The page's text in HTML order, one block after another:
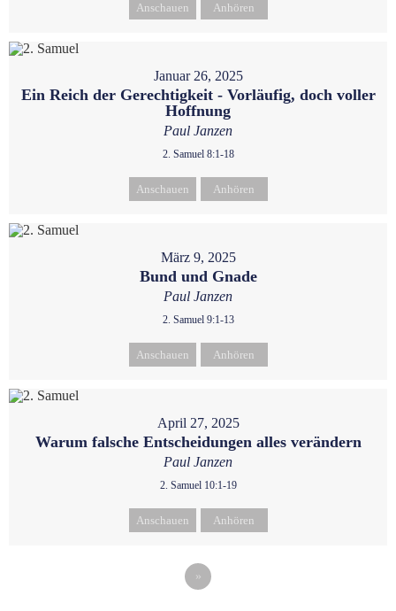
Anschauen Anhören
Januar 26, 2025
Ein Reich der Gerechtigkeit - Vorläufig, doch voller
Hoffnung
Paul Janzen
2. Samuel 8:1-18
Anschauen Anhören
März 9, 2025
Bund und Gnade
Paul Janzen
2. Samuel 9:1-13
Anschauen Anhören
April 27, 2025
Warum falsche Entscheidungen alles verändern
Paul Janzen
2. Samuel 10:1-19
Anschauen Anhören
»